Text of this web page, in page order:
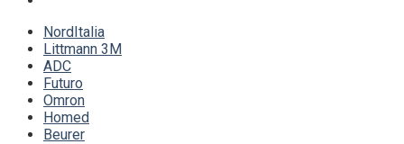
NordItalia
Littmann 3M
ADC
Futuro
Omron
Homed
Beurer